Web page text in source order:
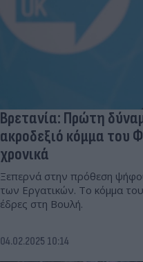
Βρετανία: Πρώτη
ακροδεξιό κόμμα
χρονικά
Ξεπερνά στην πρόθεση
των Εργατικών. Το κόμμα
έδρες στη Βουλή.
04.02.2025 10:14